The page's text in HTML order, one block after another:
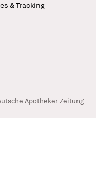
& Tracking
Apotheker Zeitung